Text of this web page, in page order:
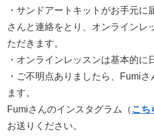
・サンドアートキットがお手元に
さんと連絡をとり、オンラインレ
ただきます。
・オンラインレッスンは基本的に
・ご不明点ありましたら、Fumi
ます。
Fumiさんのインスタグラム（ こち
お送りください。